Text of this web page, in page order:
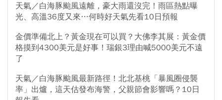
天氣／白海豚颱風遠離，豪大雨還沒完！雨區熱點曝
光、高溫36度又來…何時好天氣先看10日預報
金價準備北上？黃金現在可以買？大佛李其展：黃金價
格摸到4300美元是好事！瑞銀3理由喊5000美元不遠
了
天氣／白海豚颱風最新路徑！北北基桃「暴風圈侵襲
率」出爐，這天估發布海警，父親節會影響嗎？10日